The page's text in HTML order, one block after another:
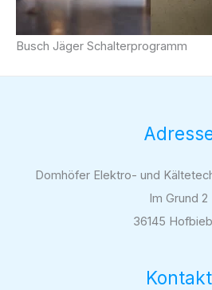
Busch Jäger Schalterprogramm
Domhöfer Elektro- und
Im Grund 2
36145
Kontakt